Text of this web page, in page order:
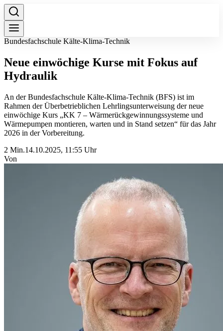
Bundesfachschule Kälte-Klima-Technik
Neue einwöchige Kurse mit Fokus auf
Hydraulik
An der Bundesfachschule Kälte-Klima-Technik (BFS) ist im
Rahmen der Überbetrieblichen Lehrlingsunterweisung der neue
einwöchige Kurs „KK 7 – Wärmerückgewinnungssysteme und
Wärmepumpen montieren, warten und in Stand setzen“ für das Jahr
2026 in der Vorbereitung.
2 Min.14.10.2025, 11:55 Uhr
Von